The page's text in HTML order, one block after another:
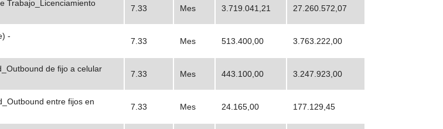
Trabajo_Licenciamiento
7.33 Mes 3.719.041,21 27.260.572,07
-
7.33 Mes 513.400,00 3.763.222,00
de fijo a celular
7.33 Mes 443.100,00 3.247.923,00
entre fijos en
7.33 Mes 24.165,00 177.129,45